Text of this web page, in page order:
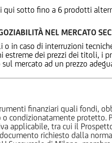
qui sotto fino a 6 prodotti
NEL MERCATO
o in caso di interruzioni
estreme dei prezzi dei titoli, i
mercato ad un prezzo
finanziari quali fondi,
condizionatamente protetto.
applicabile, tra cui il
richiesto dalla